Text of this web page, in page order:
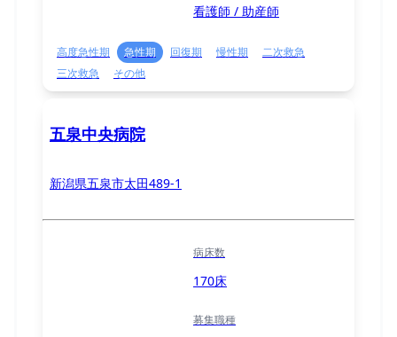
看護師 / 助産師
高度急性期 急性期 回復期 慢性期
二次救急
三次救急
その他
五泉中央病院
新潟県五泉市太田489-1
病床数
170床
募集職種